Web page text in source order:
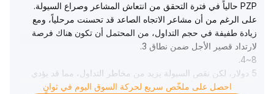
PZP حالياً في فترة التحقق من انتعاش المشاعر وصراع السيولة
.
على الرغم من أن مشاعر الاتجاه الصاعد قد تحسنت مرحلياً، ومع
زيادة طفيفة في حجم التداول، من المحتمل أن تكون هناك فرصة
لارتداد قصير الأجل ضمن نطاق 3
.
8~4
.
5 دولار، لكن نقص السيولة يزيد من مخاطر التداول، مما قد يؤدي
إلى تقلبات عنيفة واتساع الفروق السعرية.
احصل على ملخّص سريع لحركة السوق اليوم في ثوانٍ